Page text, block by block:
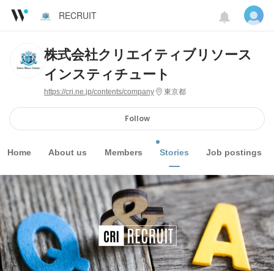
RECRUIT
株式会社クリエイティブリソース
インスティチュート
https://cri.ne.jp/contents/company 東京都
Follow
Home About us Members Stories Job postings